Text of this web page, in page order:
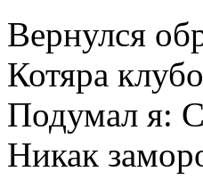
Вернулся
Котяра
Подумал я:
Никак